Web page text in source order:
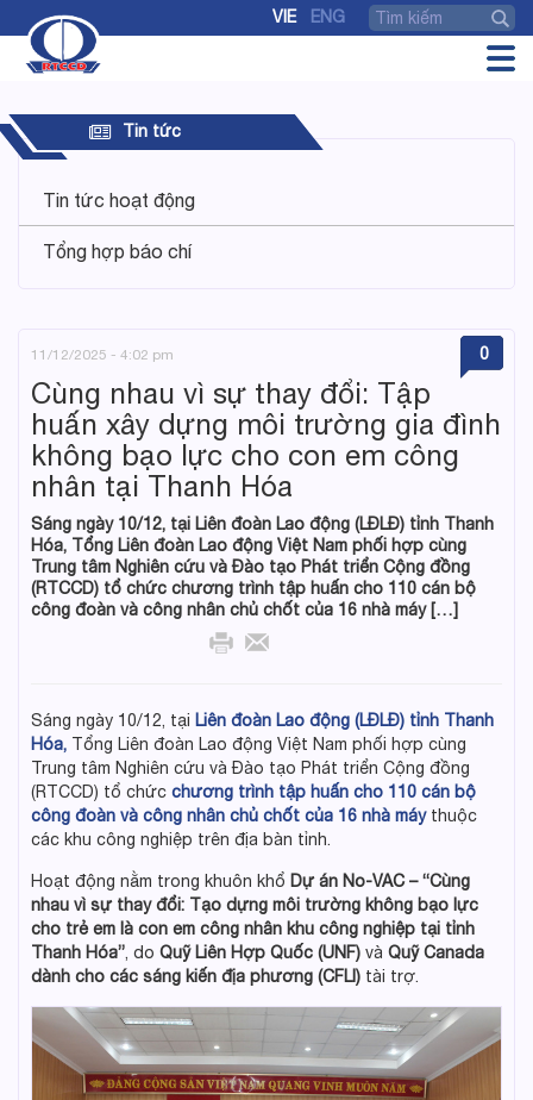
VIE ENG
Tin tức
Tin tức hoạt động
Tổng hợp báo chí
11/12/2025 - 4:02 pm 0
Cùng nhau vì sự thay đổi: Tập
huấn xây dựng môi trường gia đình
không bạo lực cho con em công
nhân tại Thanh Hóa
Sáng ngày 10/12, tại Liên đoàn Lao động (LĐLĐ) tỉnh Thanh
Hóa, Tổng Liên đoàn Lao động Việt Nam phối hợp cùng
Trung tâm Nghiên cứu và Đào tạo Phát triển Cộng đồng
(RTCCD) tổ chức chương trình tập huấn cho 110 cán bộ
công đoàn và công nhân chủ chốt của 16 nhà máy […]
Sáng ngày 10/12, tại Liên đoàn Lao động (LĐLĐ) tỉnh Thanh
Hóa, Tổng Liên đoàn Lao động Việt Nam phối hợp cùng
Trung tâm Nghiên cứu và Đào tạo Phát triển Cộng đồng
(RTCCD) tổ chức chương trình tập huấn cho 110 cán bộ
công đoàn và công nhân chủ chốt của 16 nhà máy thuộc
các khu công nghiệp trên địa bàn tỉnh.
Hoạt động nằm trong khuôn khổ Dự án No-VAC – “Cùng
nhau vì sự thay đổi: Tạo dựng môi trường không bạo lực
cho trẻ em là con em công nhân khu công nghiệp tại tỉnh
Thanh Hóa”, do Quỹ Liên Hợp Quốc (UNF) và Quỹ Canada
dành cho các sáng kiến địa phương (CFLI) tài trợ.